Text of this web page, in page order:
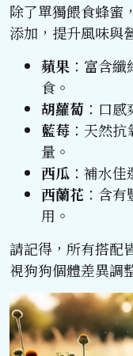
除了單獨餵食蜂蜜
添加，提升風味與
蘋果 ：富含
食。
胡蘿蔔 ：口
藍莓 ：天然
量。
西瓜 ：補水
西蘭花 ：含
用。
請記得，所有搭配
視狗狗個體差異調